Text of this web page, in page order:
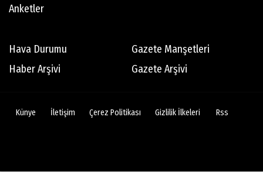
Anketler
Hava Durumu
Gazete Manşetleri
Haber Arşivi
Gazete Arşivi
Künye İletişim Çerez Politikası Gizlilik İlkeleri Rss